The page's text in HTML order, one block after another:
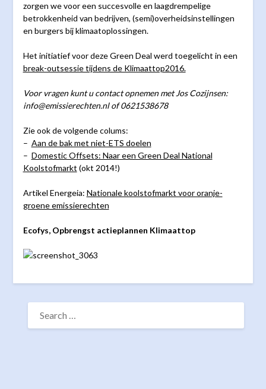
zorgen we voor een succesvolle en laagdrempelige
betrokkenheid van bedrijven, (semi)overheidsinstellingen
en burgers bij klimaatoplossingen.
Het initiatief voor deze Green Deal werd toegelicht in een
break-outsessie tijdens de Klimaattop2016.
Voor vragen kunt u contact opnemen met Jos Cozijnsen:
info@emissierechten.nl of 0621538678
Zie ook de volgende colums:
– Aan de bak met niet-ETS doelen
– Domestic Offsets: Naar een Green Deal National
Koolstofmarkt (okt 2014!)
Artikel Energeia: Nationale koolstofmarkt voor oranje-
groene emissierechten
Ecofys, Opbrengst actieplannen Klimaattop
SEARCH
FOR: